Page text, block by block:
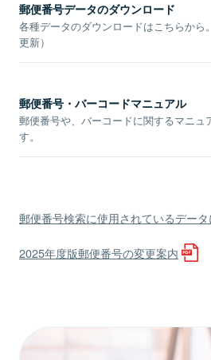
郵便番号データのダウンロード
各種データのダウンロードはこちらから
更新）
郵便番号・バーコードマニュアル
郵便番号や、バーコードに関するマニュ
す。
郵便番号検索に使用されているデータ
2025年度版郵便番号の変更案内